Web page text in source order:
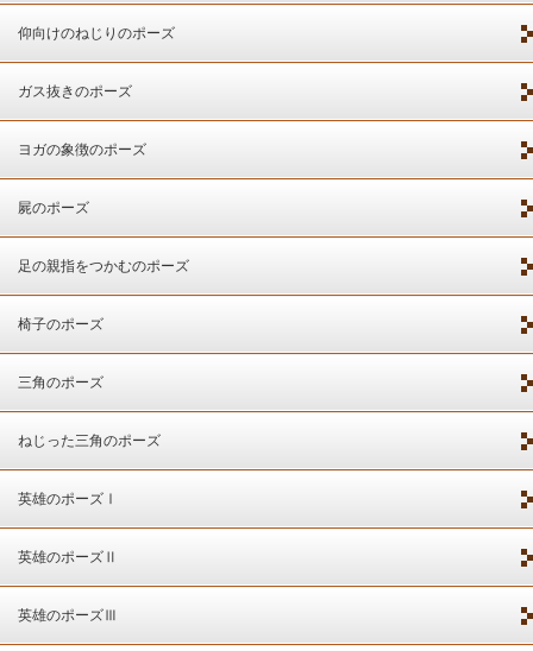
仰向けのねじりのポーズ
ガス抜きのポーズ
ヨガの象徴のポーズ
屍のポーズ
足の親指をつかむのポーズ
椅子のポーズ
三角のポーズ
ねじった三角のポーズ
英雄のポーズⅠ
英雄のポーズⅡ
英雄のポーズⅢ